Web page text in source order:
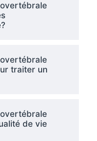
traiter un
de vie